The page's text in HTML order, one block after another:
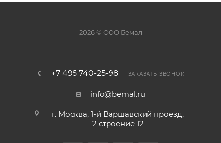
2026 © ООО Бемал
+7 495 740-25-98 ЗАКАЗАТЬ ЗВОНОК
info@bemal.ru
г. Москва, 1-й Варшавский проезд,
2 строение 12